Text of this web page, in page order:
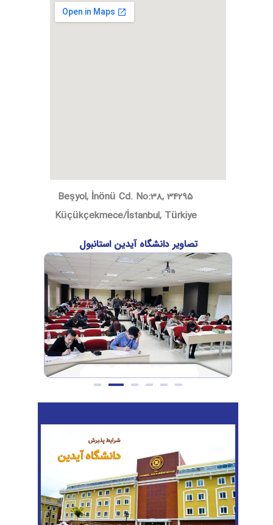
Beşyol, İnönü Cd. No:38, 34295
Küçükçekmece/İstanbul, Türkiye
تصاویر دانشگاه آیدین استانبول